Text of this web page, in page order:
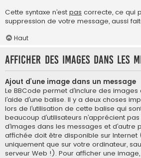
Cette syntaxe n’est pas correcte, ce qui
suppression de votre message, aussi
Haut
Afficher des images dans les
Ajout d’une image dans un message
Le BBCode permet d’inclure des
l’aide d’une balise. Il y a deux choses
lors de l’utilisation de cette balise qui
beaucoup d’utilisateurs n’apprécient
d’images dans les messages et d’autre
affichée doit être disponible sur Internet
uniquement que sur votre ordinateur,
serveur Web !). Pour afficher une